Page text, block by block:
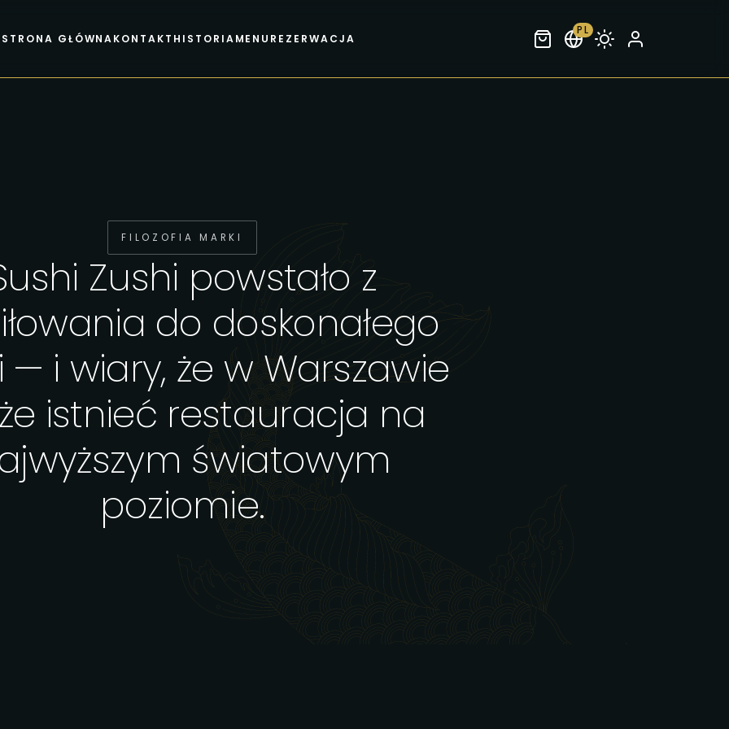
STRONA GŁÓWNAKONTAKT HISTORIAMENU REZERWACJA
PL
FILOZOFIA MARKI
Zushi powstało z
do doskonałego
— i wiary, że w Warszawie
istnieć restauracja na
światowym
poziomie.